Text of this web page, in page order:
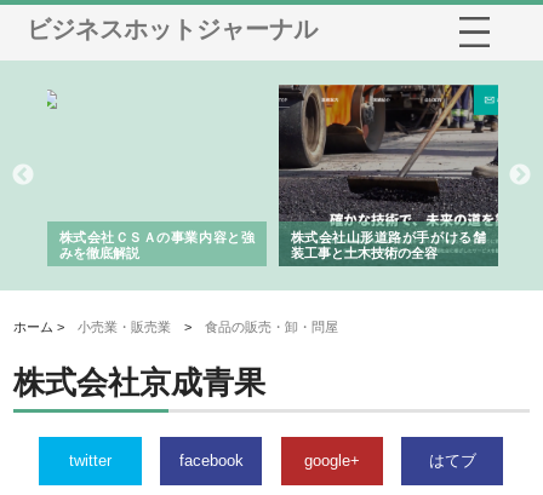
ビジネスホットジャーナル
株式会社ＣＳＡの事業内容と強
みを徹底解説
株式会社山形道路が手がける舗
装工事と土木技術の全容
ホーム >小売業・販売業 >食品の販売・卸・問屋
株式会社京成青果
twitter facebook google+ はてブ